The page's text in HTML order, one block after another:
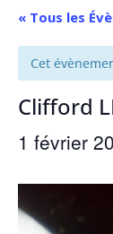
« Tous les
Cet
Clifford
1 février